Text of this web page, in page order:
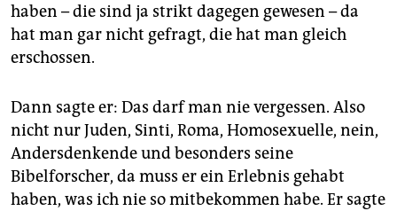
haben – die sind ja strikt dagegen gewesen – da
hat man gar nicht gefragt, die hat man gleich
erschossen.
Dann sagte er: Das darf man nie vergessen. Also
nicht nur Juden, Sinti, Roma, Homosexuelle, nein,
Andersdenkende und besonders seine
Bibelforscher, da muss er ein Erlebnis gehabt
haben, was ich nie so mitbekommen habe. Er sagte